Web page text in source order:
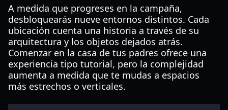
A medida que progreses en la campaña,
desbloquearás nueve entornos distintos. Cada
ubicación cuenta una historia a través de su
arquitectura y los objetos dejados atrás.
Comenzar en la casa de tus padres ofrece una
experiencia tipo tutorial, pero la complejidad
aumenta a medida que te mudas a espacios
más estrechos o verticales.